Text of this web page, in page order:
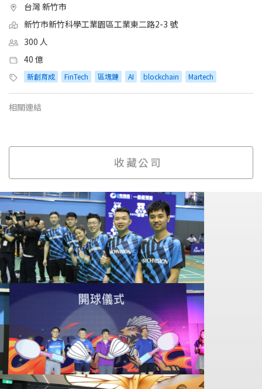
台灣 新竹市
新竹市新竹科學工業園區工業東二路2-3 號
300 人
40 億
新創育成 FinTech 區塊鏈 AI blockchain Martech
相關連結
收藏公司